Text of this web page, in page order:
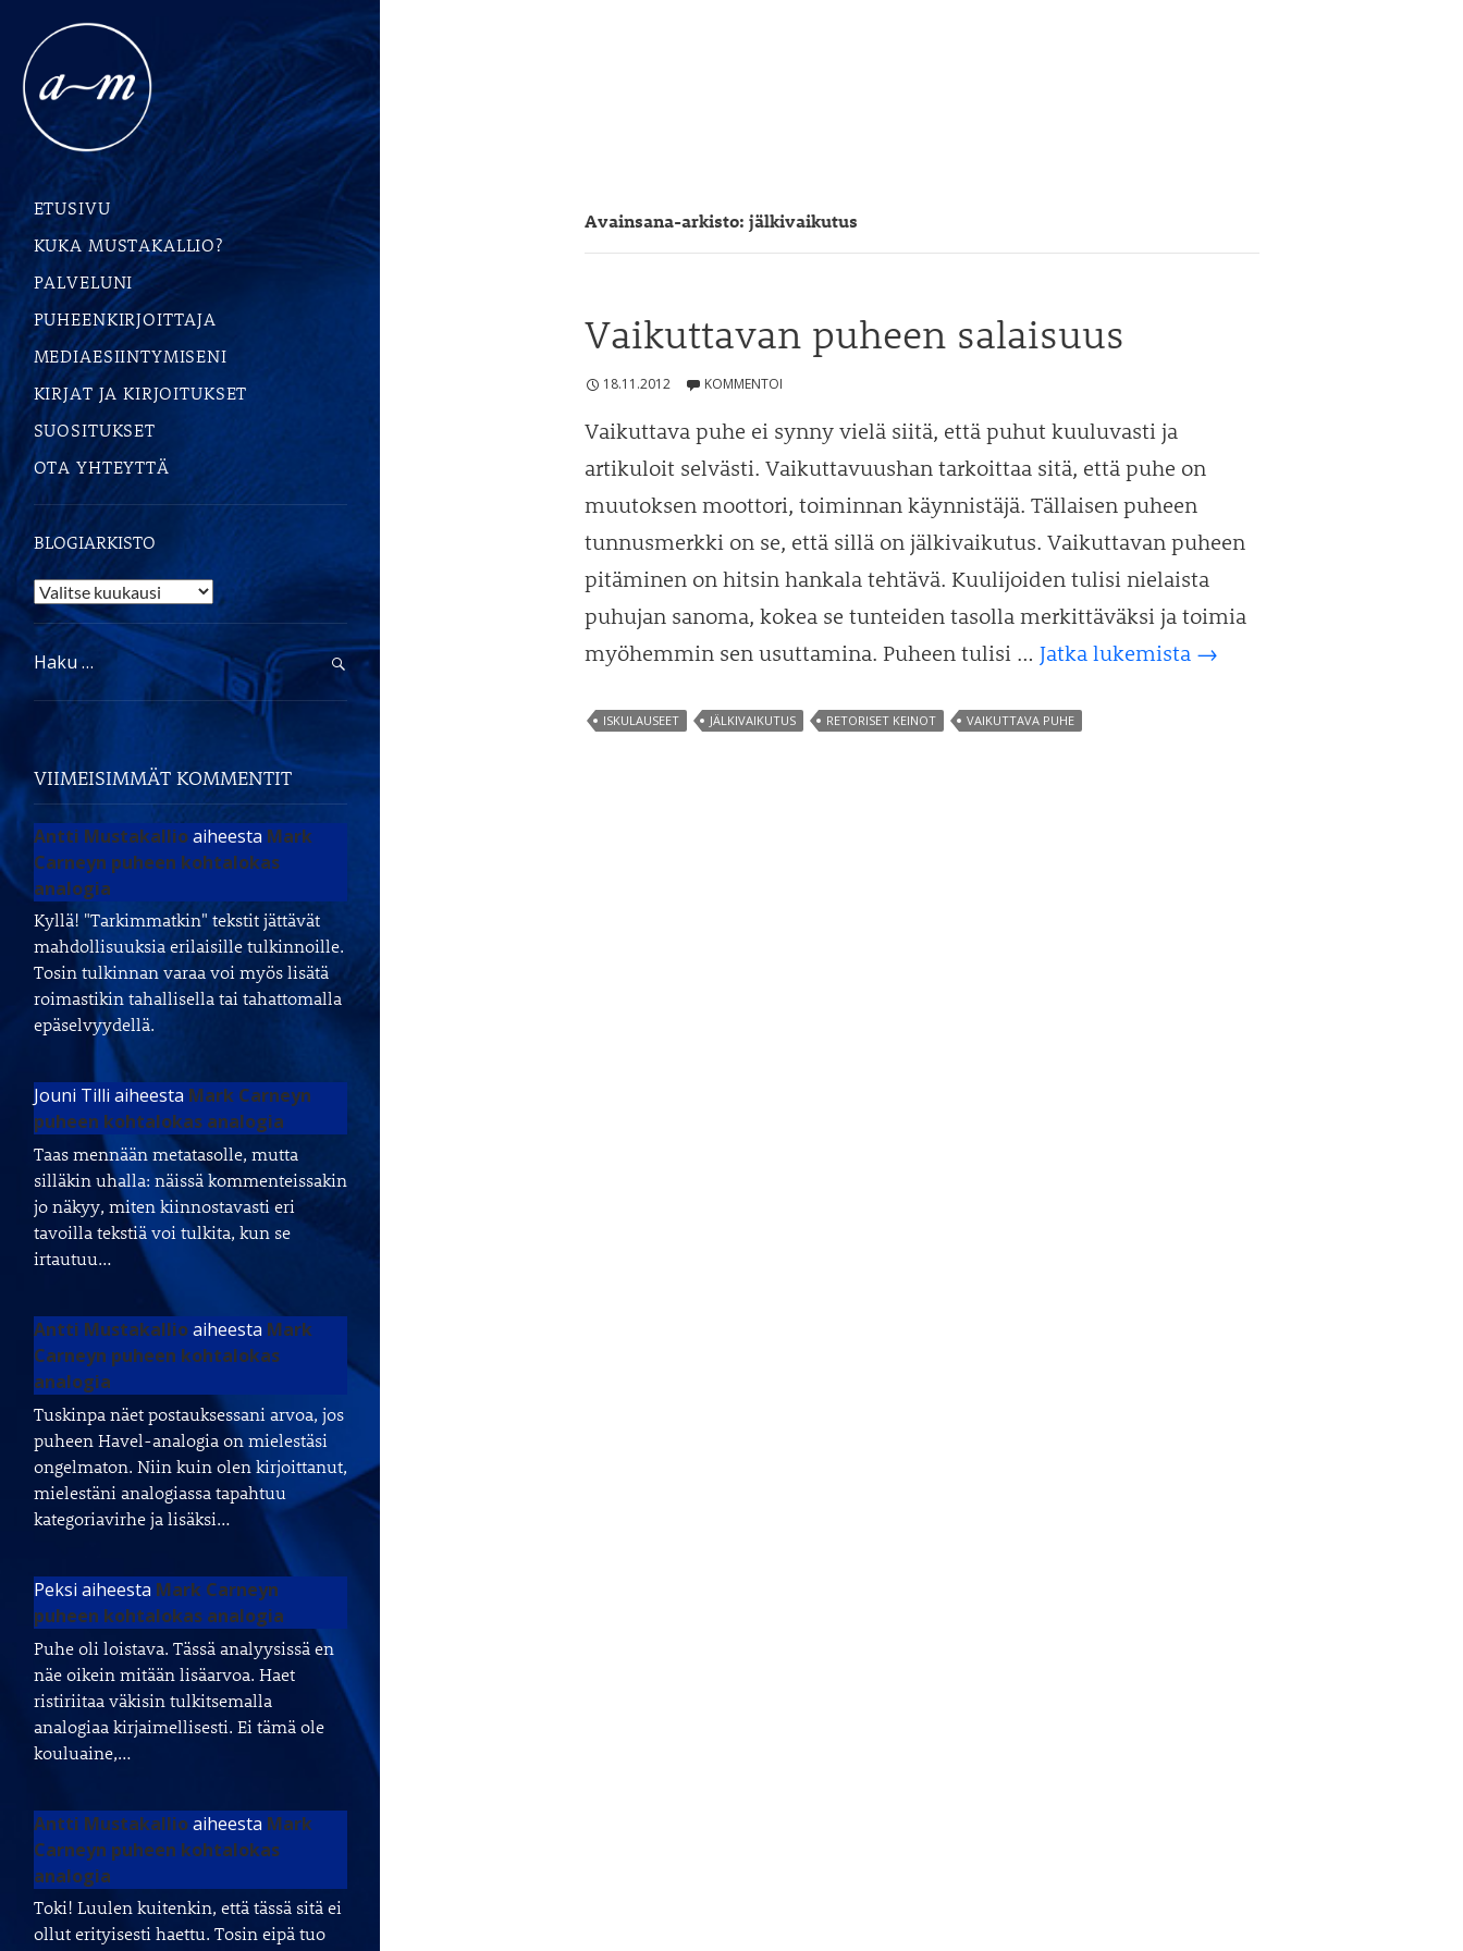
Avainsana-arkisto: jälkivaikutus
Vaikuttavan puheen salaisuus
18.11.2012 KOMMENTOI
Vaikuttava puhe ei synny vielä siitä, että puhut kuuluvasti ja
artikuloit selvästi. Vaikuttavuushan tarkoittaa sitä, että puhe on
muutoksen moottori, toiminnan käynnistäjä. Tällaisen puheen
tunnusmerkki on se, että sillä on jälkivaikutus. Vaikuttavan puheen
pitäminen on hitsin hankala tehtävä. Kuulijoiden tulisi nielaista
puhujan sanoma, kokea se tunteiden tasolla merkittäväksi ja toimia
myöhemmin sen usuttamina. Puheen tulisi … Jatka lukemista Vaikuttavan
→
ISKULAUSEET JÄLKIVAIKUTUS RETORISET KEINOT VAIKUTTAVA PUHE
ETUSIVU
KUKA MUSTAKALLIO?
PALVELUNI
PUHEENKIRJOITTAJA
MEDIAESIINTYMISENI
KIRJAT JA KIRJOITUKSET
SUOSITUKSET
OTA YHTEYTTÄ
BLOGIARKISTO
Blogiarkisto
Haku:
VIIMEISIMMÄT KOMMENTIT
Antti Mustakallioaiheesta Mark
Carneyn puheen kohtalokas
analogia
Kyllä! "Tarkimmatkin" tekstit jättävät
mahdollisuuksia erilaisille tulkinnoille.
Tosin tulkinnan varaa voi myös lisätä
roimastikin tahallisella tai tahattomalla
epäselvyydellä.
Jouni Tilli aiheesta Mark Carneyn
puheen kohtalokas analogia
Taas mennään metatasolle, mutta
silläkin uhalla: näissä kommenteissakin
jo näkyy, miten kiinnostavasti eri
tavoilla tekstiä voi tulkita, kun se
irtautuu…
Antti Mustakallioaiheesta Mark
Carneyn puheen kohtalokas
analogia
Tuskinpa näet postauksessani arvoa, jos
puheen Havel-analogia on mielestäsi
ongelmaton. Niin kuin olen kirjoittanut,
mielestäni analogiassa tapahtuu
kategoriavirhe ja lisäksi…
Peksi aiheesta Mark Carneyn
puheen kohtalokas analogia
Puhe oli loistava. Tässä analyysissä en
näe oikein mitään lisäarvoa. Haet
ristiriitaa väkisin tulkitsemalla
analogiaa kirjaimellisesti. Ei tämä ole
kouluaine,…
Antti Mustakallioaiheesta Mark
Carneyn puheen kohtalokas
analogia
Toki! Luulen kuitenkin, että tässä sitä ei
ollut erityisesti haettu. Tosin eipä tuo